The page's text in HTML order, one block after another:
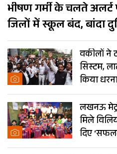
भीषण गर्मी के चलते
जिलों में स्कूल बंद, बांदा
गर्म शहर
वकीलों ने
सिस्टम,
किया
लखनऊ
मिले
दिए